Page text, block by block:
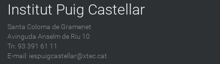
Institut Puig Castellar
Santa Coloma de Gramenet
Avinguda Anselm de Riu 10
Tn: 93 391 61 11
E-mail: iespuigcastellar@xtec.cat